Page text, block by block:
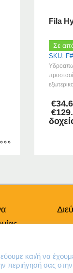
Fila
Σε
SKU:
€
€
παραλλαγές.
Οι
να
επιλεγούν
Τ.Κ.
και/ή να
σας στην